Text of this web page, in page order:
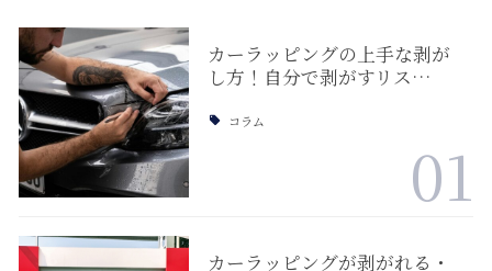
カーラッピングの上手な剥が
し方！自分で剥がすリス…
コラム
01
カーラッピングが剥がれる・